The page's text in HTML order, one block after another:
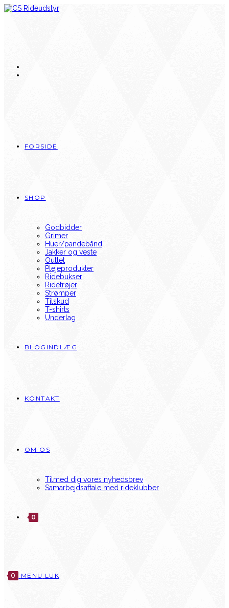
Skip
FORSIDE
SHOP
Godbidder
Grimer
Huer/pandebånd
Jakker og veste
Outlet
Plejeprodukter
Ridebukser
Ridetrøjer
Strømper
Tilskud
T-shirts
Underlag
BLOGINDLÆG
KONTAKT
OM OS
Tilmed dig vores nyhedsbrev
Samarbejdsaftale med rideklubber
0
0 MENU LUK